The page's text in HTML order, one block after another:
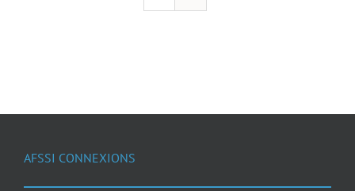
AFSSI CONNEXIONS